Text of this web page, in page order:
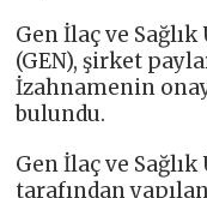
Gen İlaç ve
(GEN), şirket
İzahnamenin
bulundu.
Gen İlaç ve
tarafından